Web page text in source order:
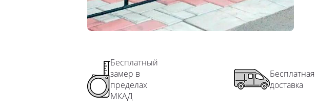
Бесплатный
замер в
пределах
МКАД
Бесплатная
доставка